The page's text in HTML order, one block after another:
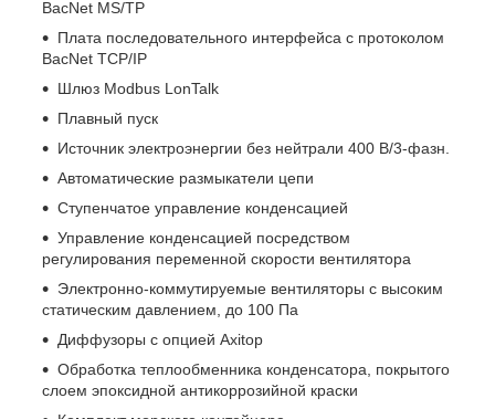
BacNet MS/TP
Плата последовательного интерфейса с протоколом
BacNet TCP/IP
Шлюз Modbus LonTalk
Плавный пуск
Источник электроэнергии без нейтрали 400 В/3-фазн.
Автоматические размыкатели цепи
Ступенчатое управление конденсацией
Управление конденсацией посредством
регулирования переменной скорости вентилятора
Электронно-коммутируемые вентиляторы с высоким
статическим давлением, до 100 Па
Диффузоры с опцией Axitop
Обработка теплообменника конденсатора, покрытого
слоем эпоксидной антикоррозийной краски